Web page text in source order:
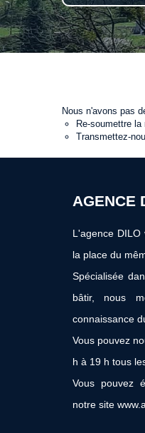
Nous n'avons pas
Re-soumettre
Transmettez-
AGENCE
L'agence DILO
la place du
Spécialisée
bâtir, nous
connaissance
Vous pouvez
h à 19 h tous
Vous pouvez
notre site